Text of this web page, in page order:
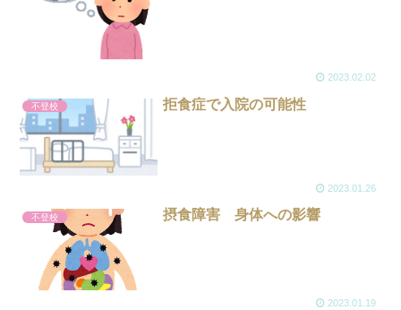
2023.02.02
不登校 拒食症で入院の可能性
2023.01.26
不登校 摂食障害 身体への影響
2023.01.19